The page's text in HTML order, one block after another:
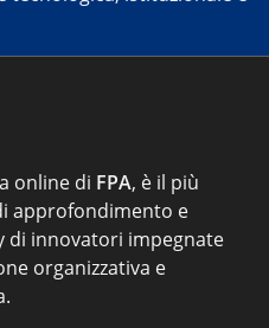
online di FPA, è il più
approfondimento e
innovatori impegnate
organizzativa e